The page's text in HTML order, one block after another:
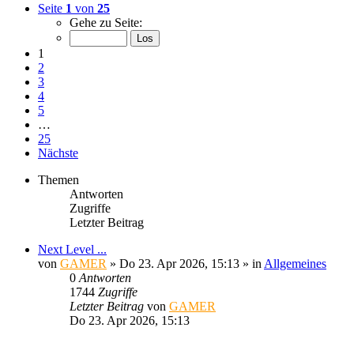
Seite 1 von 25
Gehe zu Seite:
1
2
3
4
5
…
25
Nächste
Themen
Antworten
Zugriffe
Letzter Beitrag
Next Level ...
von GAMER » Do 23. Apr 2026, 15:13 » in Allgemeines
0 Antworten
1744 Zugriffe
Letzter Beitrag von GAMER
Do 23. Apr 2026, 15:13